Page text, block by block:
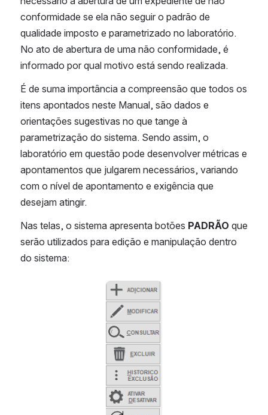
conformidade se ela não seguir o padrão de
qualidade imposto e parametrizado no laboratório.
No ato de abertura de uma não conformidade, é
informado por qual motivo está sendo realizada.
É de suma importância a compreensão que todos os
itens apontados neste Manual, são dados e
orientações sugestivas no que tange à
parametrização do sistema. Sendo assim, o
laboratório em questão pode desenvolver métricas e
apontamentos que julgarem necessários, variando
com o nível de apontamento e exigência que
desejam atingir.
Nas telas, o sistema apresenta botões PADRÃO que
serão utilizados para edição e manipulação dentro
do sistema:
Abrir